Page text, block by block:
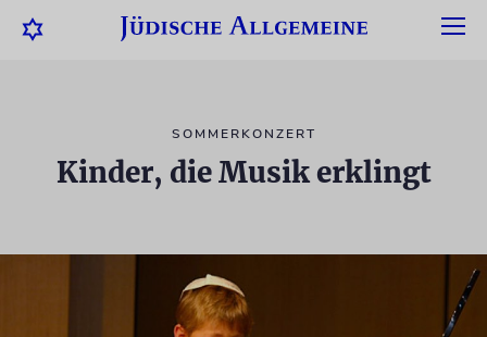
SOMMERKONZERT
Kinder, die Musik erklingt